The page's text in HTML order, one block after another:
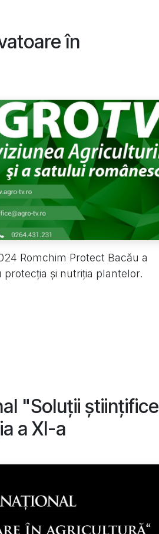
în
Romchim Protect Bacău a
și nutriția plantelor.
"Soluții științifice
a XI-a